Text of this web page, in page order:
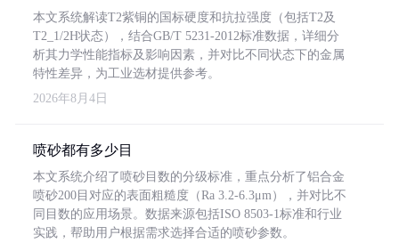
本文系统解读T2紫铜的国标硬度和抗拉强度（包括T2及
T2_1/2H状态），结合GB/T 5231-2012标准数据，详细分
析其力学性能指标及影响因素，并对比不同状态下的金属
特性差异，为工业选材提供参考。
2026年8月4日
喷砂都有多少目
本文系统介绍了喷砂目数的分级标准，重点分析了铝合金
喷砂200目对应的表面粗糙度（Ra 3.2-6.3μm），并对比不
同目数的应用场景。数据来源包括ISO 8503-1标准和行业
实践，帮助用户根据需求选择合适的喷砂参数。